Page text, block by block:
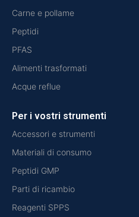
Carne e pollame
Peptidi
PFAS
Alimenti trasformati
Acque reflue
Per i vostri strumenti
Accessori e strumenti
Materiali di consumo
Peptidi GMP
Parti di ricambio
Reagenti SPPS